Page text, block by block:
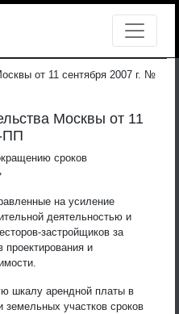
от 11 сентября 2007 г. №
Москвы от 11
ПП
сроков
на усиление
деятельностью и
застройщиков за
и
шкалу арендной платы в
участков сроков